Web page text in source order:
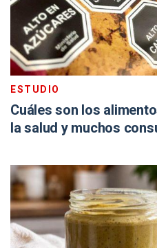
ESTUDIO
Cuáles son los
la salud y muchos